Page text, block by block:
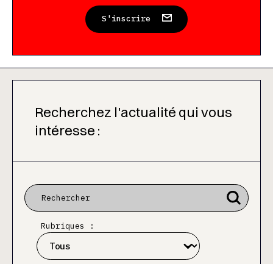
S'inscrire
Recherchez l'actualité qui vous
intéresse :
Rubriques :